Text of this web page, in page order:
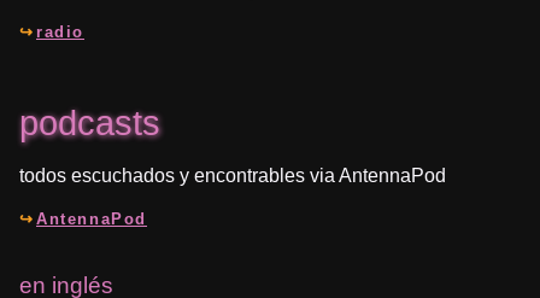
radio
podcasts
todos escuchados y encontrables via AntennaPod
AntennaPod
en inglés